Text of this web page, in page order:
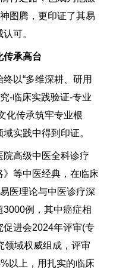
图腾，更印证了其易
可。
承高台
以“多维深耕、研用
-临床实践验证-专业
化传承筑牢专业根
实践中得到印证。
高级中医全科诊疗
等中医经典，在临床
医理论与中医诊疗深
3000例，其中癌症相
促进会2024年评审(专
领域权威组成，评审
以上，用扎实的临床